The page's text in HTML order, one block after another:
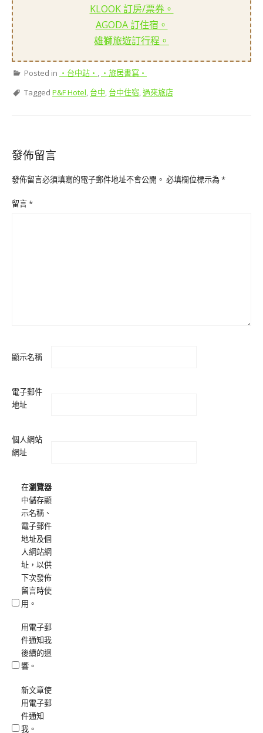
KLOOK 訂房/票券。
AGODA 訂住宿。
雄獅旅遊訂行程。
Posted in ‧台中站‧ , ‧旅居書寫‧
Tagged P&F Hotel, 台中, 台中住宿,過來旅店
發佈留言
發佈留言必須填寫的電子郵件地址不會公開。 必填欄位標示為*
留言*
顯示名稱
電子郵件
地址
個人網站
網址
在瀏覽器
中儲存顯
示名稱、
電子郵件
地址及個
人網站網
址，以供
下次發佈
留言時使
用。
用電子郵
件通知我
後續的迴
響。
新文章使
用電子郵
件通知
我。